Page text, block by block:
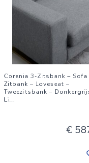
Corenia 3-Zitsbank – Sofa
Zitbank – Loveseat –
Tweezitsbank –
Li...
€